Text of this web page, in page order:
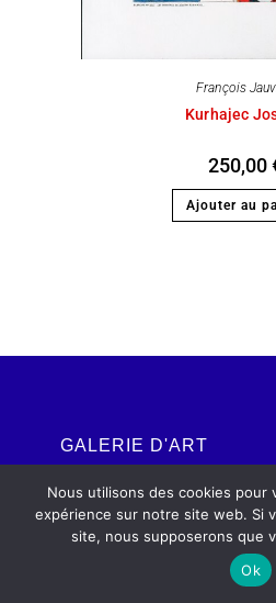
François
Kurhajec
250,00
Ajouter au
GALERIE D'ART
La galerie
Nous utilisons des cookies pour
expérience sur notre site web. Si
site, nous supposerons que
Ok